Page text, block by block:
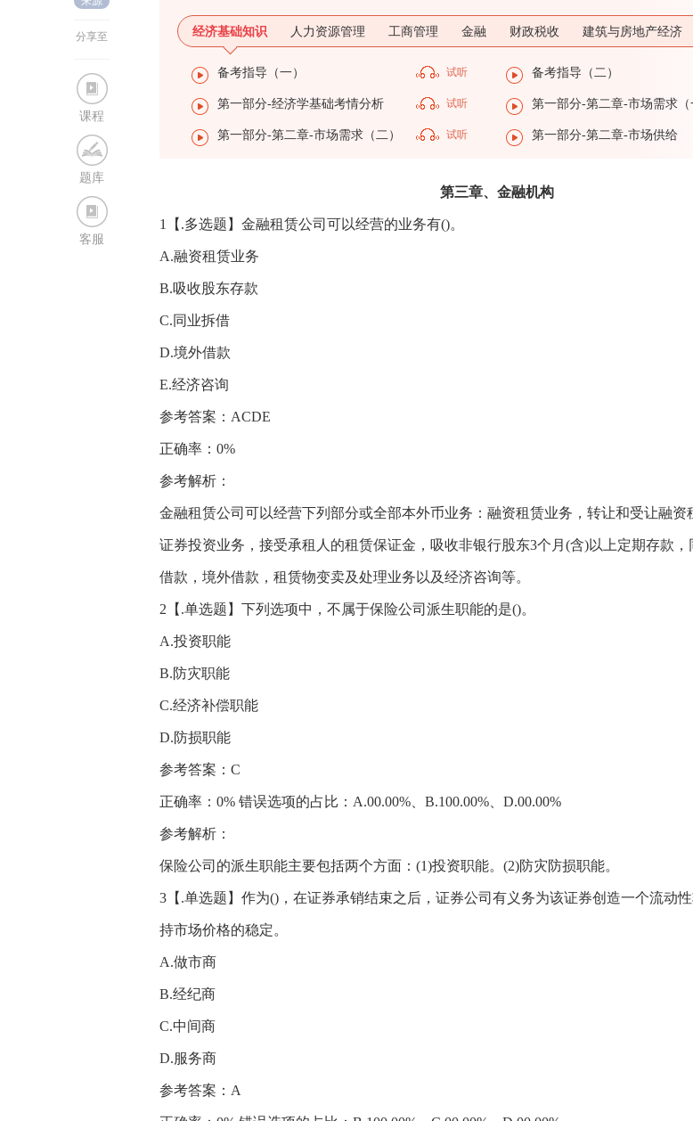
网
分享至
课程
题库
客服
经济基础知识 人力资源管理 工商管理 金融 财政税收 建筑与房地产经济
备考指导（一） 试听 备考指导（二）
第一部分-经济学基础考情分析 试听 第一部分-第二章-市场需求（
第一部分-第二章-市场需求（二） 试听 第一部分-第二章-市场供给
第三章、金融机构
1【.多选题】金融租赁公司可以经营的业务有()。
A.融资租赁业务
B.吸收股东存款
C.同业拆借
D.境外借款
E.经济咨询
参考答案：ACDE
正确率：0%
参考解析：
金融租赁公司可以经营下列部分或全部本外币业务：融资租赁业务，转让和受让融资
证券投资业务，接受承租人的租赁保证金，吸收非银行股东3个月(含)以上定期存款
借款，境外借款，租赁物变卖及处理业务以及经济咨询等。
2【.单选题】下列选项中，不属于保险公司派生职能的是()。
A.投资职能
B.防灾职能
C.经济补偿职能
D.防损职能
参考答案：C
正确率：0% 错误选项的占比：A.00.00%、B.100.00%、D.00.00%
参考解析：
保险公司的派生职能主要包括两个方面：(1)投资职能。(2)防灾防损职能。
3【.单选题】作为()，在证券承销结束之后，证券公司有义务为该证券创造一个流动
持市场价格的稳定。
A.做市商
B.经纪商
C.中间商
D.服务商
参考答案：A